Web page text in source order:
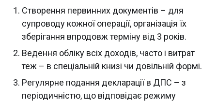
Створення первинних документів – для
супроводу кожної операції, організація їх
зберігання впродовж терміну від 3 років.
Ведення обліку всіх доходів, часто і витрат
теж – в спеціальній книзі чи довільній формі.
Регулярне подання декларації в ДПС – з
періодичністю, що відповідає режиму